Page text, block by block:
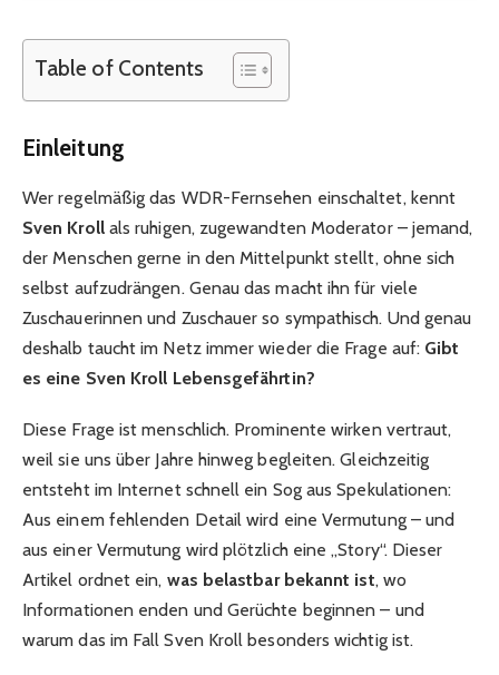
Table of Contents
Einleitung
Wer regelmäßig das WDR-Fernsehen einschaltet, kennt
Sven Krollals ruhigen, zugewandten Moderator – jemand,
der Menschen gerne in den Mittelpunkt stellt, ohne sich
selbst aufzudrängen. Genau das macht ihn für viele
Zuschauerinnen und Zuschauer so sympathisch. Und genau
deshalb taucht im Netz immer wieder die Frage auf: Gibt
es eine Sven Kroll Lebensgefährtin?
Diese Frage ist menschlich. Prominente wirken vertraut,
weil sie uns über Jahre hinweg begleiten. Gleichzeitig
entsteht im Internet schnell ein Sog aus Spekulationen:
Aus einem fehlenden Detail wird eine Vermutung – und
aus einer Vermutung wird plötzlich eine „Story“. Dieser
Artikel ordnet ein, was belastbar bekannt ist, wo
Informationen enden und Gerüchte beginnen – und
warum das im Fall Sven Kroll besonders wichtig ist.